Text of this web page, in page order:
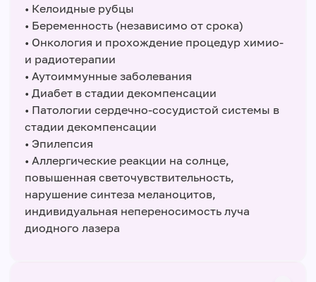
• Келоидные рубцы
• Беременность (независимо от срока)
• Онкология и прохождение процедур химио-
и радиотерапии
• Аутоиммунные заболевания
• Диабет в стадии декомпенсации
• Патологии сердечно-сосудистой системы в
стадии декомпенсации
• Эпилепсия
• Аллергические реакции на солнце,
повышенная светочувствительность,
нарушение синтеза меланоцитов,
индивидуальная непереносимость луча
диодного лазера